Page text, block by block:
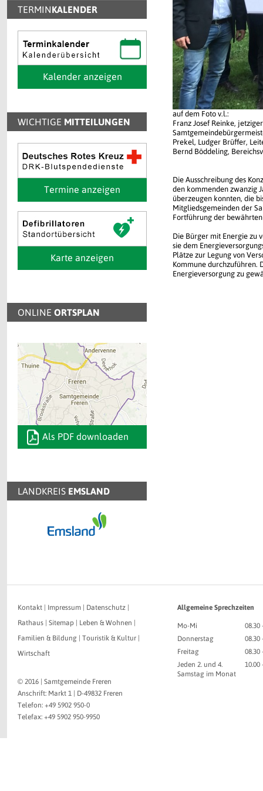
TERMINKALENDER
Kalender anzeigen
WICHTIGE MITTEILUNGEN
Termine anzeigen
Karte anzeigen
ONLINE ORTSPLAN
Als PDF downloaden
LANDKREIS EMSLAND
auf dem Foto v.l.:
Franz Josef Reinke,
Prekel, Ludger Brüffer,
Bernd Böddeling,
Die Ausschreibung des
den kommenden zwanzig
überzeugen konnten, die
Mitgliedsgemeinden der
Fortführung der
Die Bürger mit Energie zu
sie dem
Plätze zur Legung von
Kommune durchzuführen.
Energieversorgung zu
Kontakt Impressum Datenschutz
Rathaus
Sitemap Leben & Wohnen
Familien & Bildung
Touristik & Kultur
Wirtschaft
© 2016 | Samtgemeinde Freren
Anschrift: Markt 1 | D-49832 Freren
Telefon: +49 5902 950-0
Telefax: +49 5902 950-9950
Allgemeine Sprechzeiten
Mo-Mi
08.30
Donnerstag
08.30
Freitag
08.30
Jeden 2. und 4.
Samstag im Monat